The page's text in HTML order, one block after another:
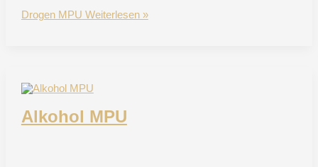
Drogen MPU Weiterlesen »
Alkohol MPU